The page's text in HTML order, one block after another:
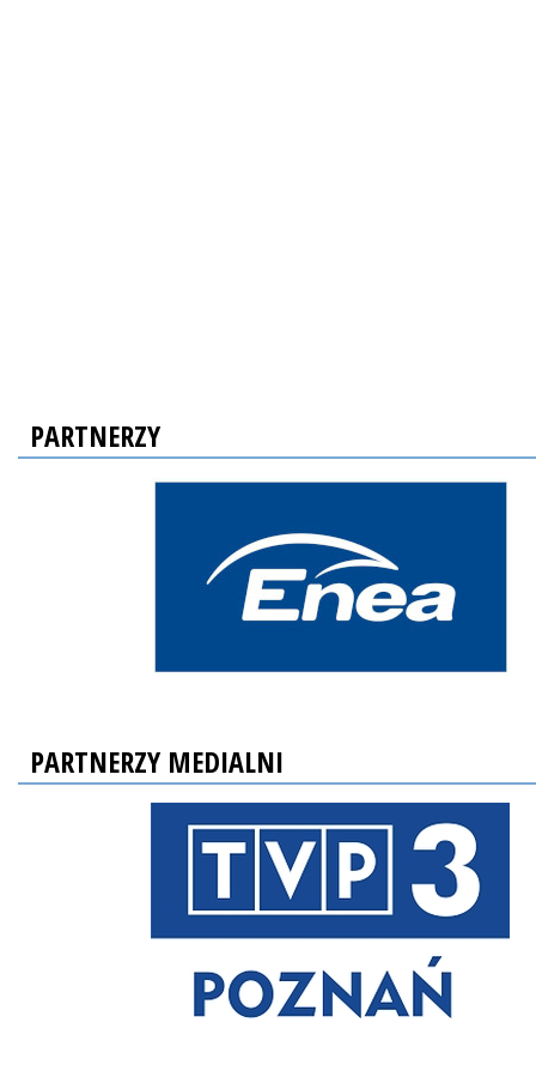
PARTNERZY
PARTNERZY MEDIALNI